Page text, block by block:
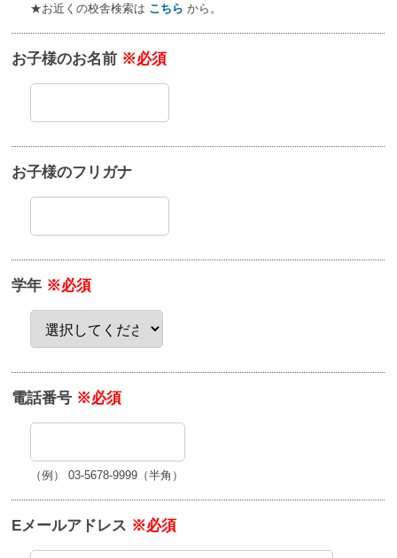
★お近くの校舎検索は こちら から。
お子様のお名前 ※必須
お子様のフリガナ
学年 ※必須
電話番号 ※必須
（例） 03-5678-9999（半角）
Eメールアドレス ※必須